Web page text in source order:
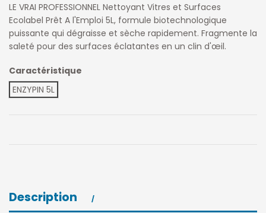
LE VRAI PROFESSIONNEL Nettoyant Vitres et Surfaces
Ecolabel Prêt A l'Emploi 5L, formule biotechnologique
puissante qui dégraisse et sèche rapidement. Fragmente la
saleté pour des surfaces éclatantes en un clin d'œil.
Caractéristique
ENZYPIN 5L
Description